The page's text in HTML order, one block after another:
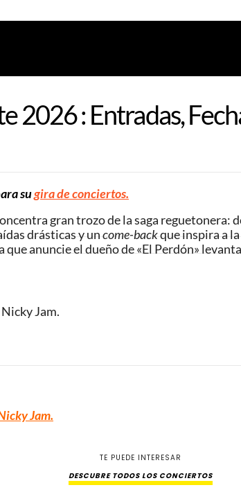
2026 : Entradas,
sugira de conciertos.
gran trozo de la saga reguetonera:
drásticas y uncome-backque inspira a
anuncie el dueño de «El Perdón»
Jam.
Jam.
TE PUEDE INTERESAR
DESCUBRE TODOS LOS CONCIERTOS